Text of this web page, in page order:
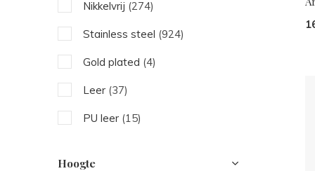
(52)
Oranje
Paars (7)
Nikkelvrij (274)
Stainless steel (924)
Gold plated (4)
Leer (37)
PU leer (15)
Hoogte